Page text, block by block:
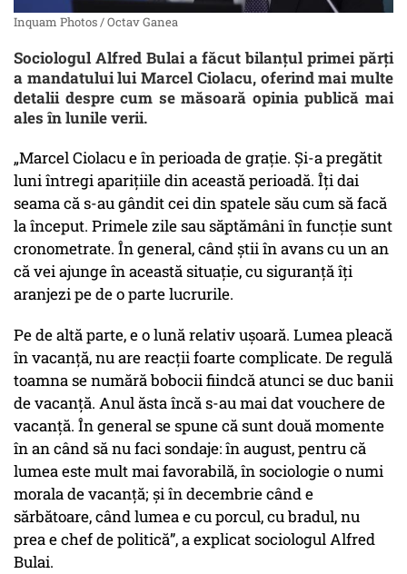
Inquam Photos / Octav Ganea
Sociologul Alfred Bulai a făcut bilanțul primei părți
a mandatului lui Marcel Ciolacu, oferind mai multe
detalii despre cum se măsoară opinia publică mai
ales în lunile verii.
„Marcel Ciolacu e în perioada de grație. Și-a pregătit
luni întregi aparițiile din această perioadă. Îți dai
seama că s-au gândit cei din spatele său cum să facă
la început. Primele zile sau săptămâni în funcție sunt
cronometrate. În general, când știi în avans cu un an
că vei ajunge în această situație, cu siguranță îți
aranjezi pe de o parte lucrurile.
Pe de altă parte, e o lună relativ ușoară. Lumea pleacă
în vacanță, nu are reacții foarte complicate. De regulă
toamna se numără bobocii fiindcă atunci se duc banii
de vacanță. Anul ăsta încă s-au mai dat vouchere de
vacanță. În general se spune că sunt două momente
în an când să nu faci sondaje: în august, pentru că
lumea este mult mai favorabilă, în sociologie o numi
morala de vacanță; și în decembrie când e
sărbătoare, când lumea e cu porcul, cu bradul, nu
prea e chef de politică”, a explicat sociologul Alfred
Bulai.